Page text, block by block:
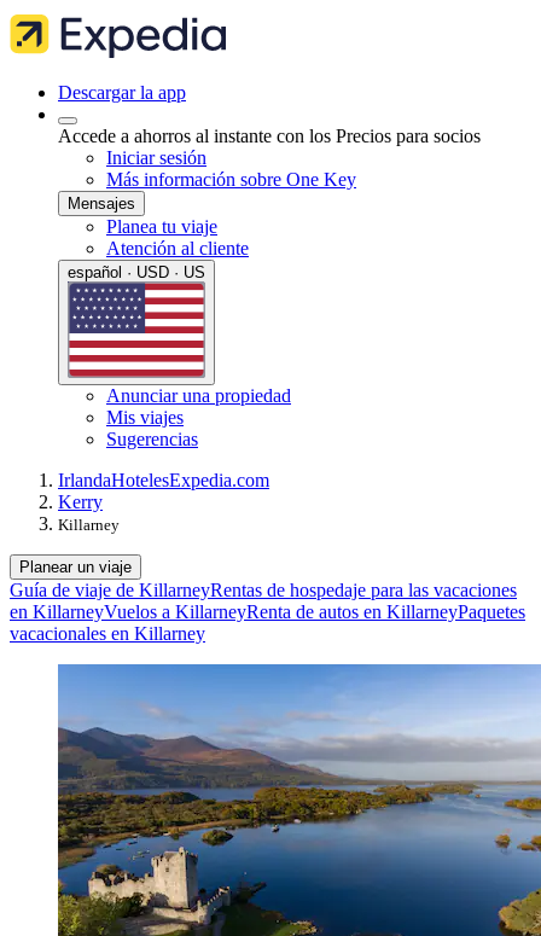
Descargar la app
Accede a ahorros al instante con los Precios para socios
Iniciar sesión
Más información sobre One Key
Mensajes
Planea tu viaje
Atención al cliente
español · USD · US
Anunciar una propiedad
Mis viajes
Sugerencias
IrlandaHotelesExpedia.com
Kerry
Killarney
Planear un viaje
Guía de viaje de KillarneyRentas de hospedaje para las vacaciones
en KillarneyVuelos a KillarneyRenta de autos en KillarneyPaquetes
vacacionales en Killarney